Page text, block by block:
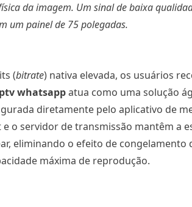
da imagem. Um sinal de baixa
um painel de 75 polegadas.
(bitrate) nativa elevada, os usuários
whatsappatua como uma solução
diretamente pelo aplicativo de
o servidor de transmissão mantêm a
eliminando o efeito de congelamento
máxima de reprodução.